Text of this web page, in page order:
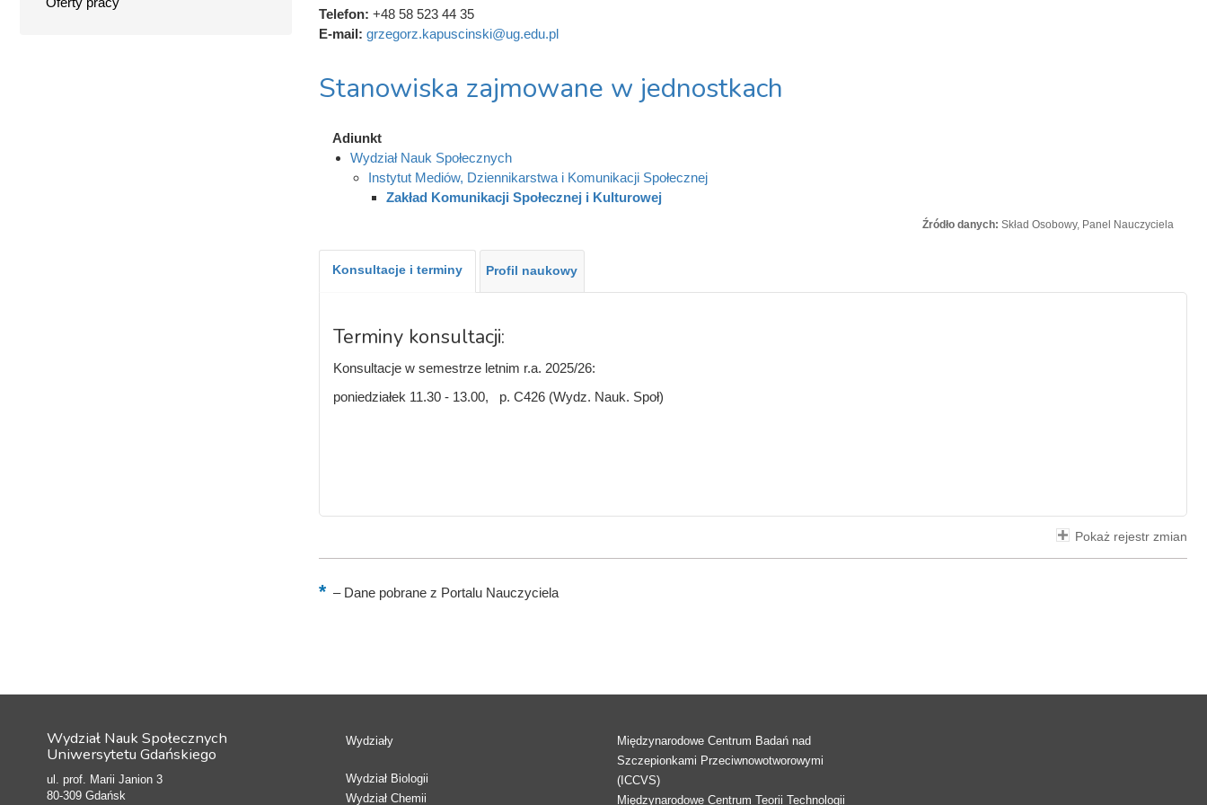
Telefon: +48 58 523 44 35
E-mail: grzegorz.kapuscinski@ug.edu.pl
Stanowiska zajmowane w jednostkach
Adiunkt
Wydział Nauk Społecznych
Instytut Mediów, Dziennikarstwa i Komunikacji Społecznej
Zakład Komunikacji Społecznej i Kulturowej
Źródło danych: Skład Osobowy, Panel Nauczyciela
Konsultacje i terminy Profil naukowy
Terminy konsultacji:
Konsultacje w semestrze letnim r.a. 2025/26:
poniedziałek 11.30 - 13.00, p. C426 (Wydz. Nauk. Społ)
Pokaż rejestr zmian
–Dane pobrane z Portalu Nauczyciela
Wydział Nauk Społecznych
Uniwersytetu Gdańskiego
ul. prof. Marii Janion 3
80-309 Gdańsk
Wydziały
Wydział Biologii
Wydział Chemii
Międzynarodowe Centrum Badań nad
Szczepionkami Przeciwnowotworowymi
(ICCVS)
Międzynarodowe Centrum Teorii Technologii